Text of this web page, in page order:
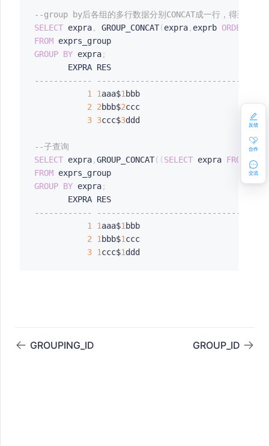
--group by后各组的多行数据分别CONCAT成一行，得到按组
SELECT expra, GROUP_CONCAT(expra, exprb ORDER
FROM
GROUP BY expra;
------------
1 1aaa$1
2 2bbb$2
3 3ccc$3ddd
--子查询
SELECT expra,GROUP_CONCAT( (SELECT expra FROM
FROM
GROUP BY expra;
------------
1 1aaa$1
2 1bbb$1
3 1ccc$1
GROUPING_ID GROUP_ID
反馈
合作
交流